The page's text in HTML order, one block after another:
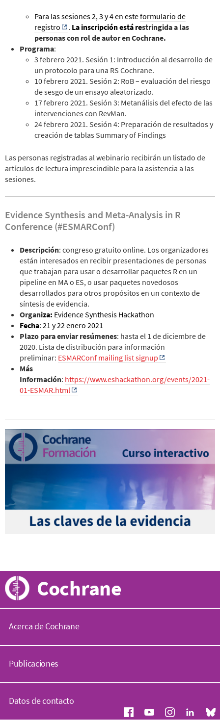
Para las sesiones 2, 3 y 4 en esteformulario de
registro
. La inscripción está restringida a las
personas con rol de autor en Cochrane.
Programa:
3 febrero 2021. Sesión 1: Introducción al desarrollo de
un protocolo para una RS Cochrane.
10 febrero 2021. Sesión 2: RoB – evaluación del riesgo
de sesgo de un ensayo aleatorizado.
17 febrero 2021. Sesión 3: Metanálisis del efecto de las
intervenciones con RevMan.
24 febrero 2021. Sesión 4: Preparación de resultados y
creación de tablas Summary of Findings
Las personas registradas al webinario recibirán un listado de
artículos de lectura imprescindible para la asistencia a las
sesiones.
Evidence Synthesis and Meta-Analysis in R
Conference (#ESMARConf)
Descripción: congreso gratuito online. Los organizadores
están interesados en recibir presentaciones de personas
que trabajan para usar o desarrollar paquetes R en un
pipeline en MA o ES, o usar paquetes novedosos
desarrollados para otros propósitos en un contexto de
síntesis de evidencia.
Organiza: Evidence Synthesis Hackathon
Fecha: 21 y 22 enero 2021
Plazo para enviar resúmenes: hasta el 1 de diciembre de
2020. Lista de distribución para información
preliminar: ESMARConf mailing list signup
Más
Información: https://www.eshackathon.org/events/2021-
01-ESMAR.html
Cochrane
Acerca de Cochrane
o
h
a
n
Publicaciones
i
l
Datos de contacto